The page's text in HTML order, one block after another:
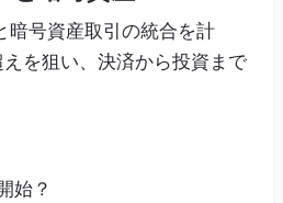
暗号資産取引の統合を計
を狙い、決済から投資まで
始？